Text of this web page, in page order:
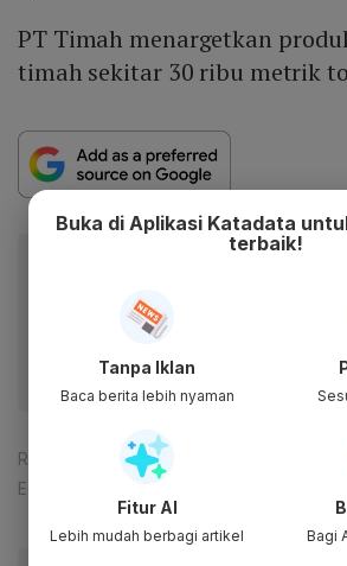
PT Timah menargetkan
timah sekitar 30 ribu metrik
Dapatkan pengalaman membaca lebih
fitur menarik lainnya lewat aplikasi
Reporter:
Mela Syaharani
Editor:
Buka di Aplikasi Katadata
terbaik!
Tanpa Iklan
Baca berita lebih nyaman
Fitur AI
Lebih mudah berbagi artikel Bagi